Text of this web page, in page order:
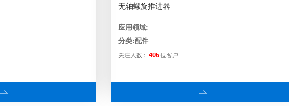
无轴螺旋推进器
应用领域:
分类:配件
关注人数： 406位客户